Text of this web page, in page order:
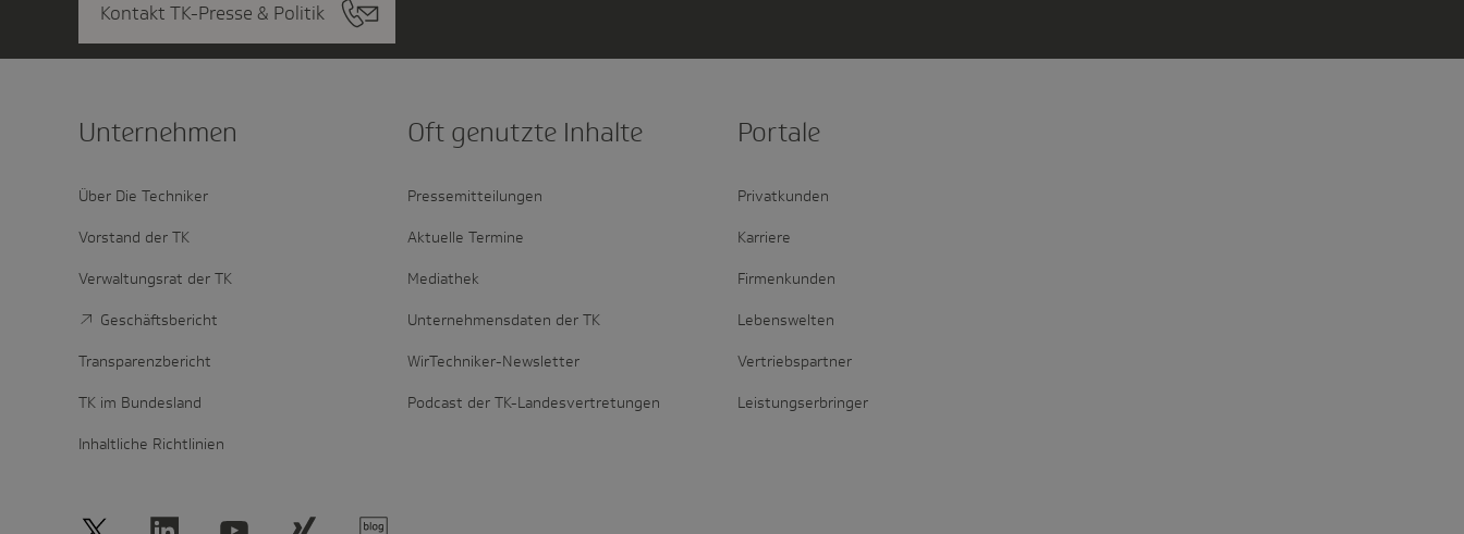
Kontakt TK-Presse & Politik
Unter­nehmen
Über Die Techniker
Vorstand der TK
Verwaltungsrat der TK
Geschäftsbericht
Transparenzbericht
TK im Bundesland
Inhaltliche Richtlinien
Oft genutzte Inhalte
Pressemitteilungen
Aktuelle Termine
Mediathek
Unternehmensdaten der TK
WirTechniker-Newsletter
Podcast der TK-Landesvertretungen
Portale
Privatkunden
Karriere
Firmenkunden
Lebenswelten
Vertriebspartner
Leistungserbringer